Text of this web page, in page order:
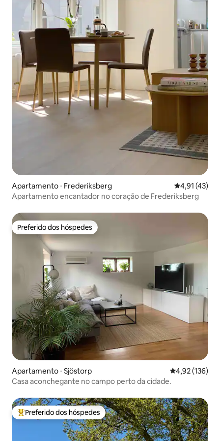
Apartamento ⋅ Frederiksberg 4,91 de uma
4,91 (43)
Apartamento encantador no coração de Frederiksberg
Preferido dos hóspedes
Preferido dos hóspedes
Apartamento ⋅ Sjöstorp 4,92 de uma
4,92 (136)
Casa aconchegante no campo perto da cidade.
Entre os melhores preferidos dos hóspedes
Preferido dos hóspedes